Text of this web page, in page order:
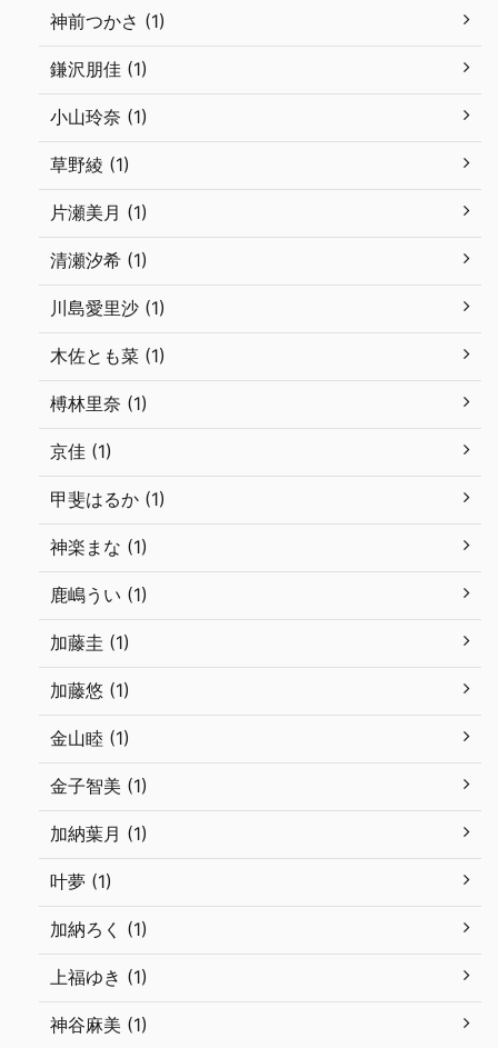
神前つかさ (1)
鎌沢朋佳 (1)
小山玲奈 (1)
草野綾 (1)
片瀬美月 (1)
清瀬汐希 (1)
川島愛里沙 (1)
木佐とも菜 (1)
榑林里奈 (1)
京佳 (1)
甲斐はるか (1)
神楽まな (1)
鹿嶋うい (1)
加藤圭 (1)
加藤悠 (1)
金山睦 (1)
金子智美 (1)
加納葉月 (1)
叶夢 (1)
加納ろく (1)
上福ゆき (1)
神谷麻美 (1)